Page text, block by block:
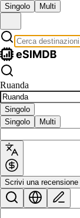
Singolo Multi
Ruanda
Singolo
Singolo
Multi
Scrivi una recensione